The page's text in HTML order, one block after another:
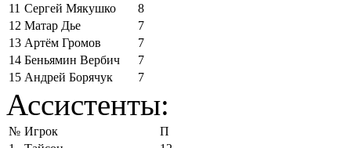
11 Сергей Мякушко
8
12 Матар Дье
7
13 Артём Громов
7
14 Беньямин Вербич
7
15 Андрей Борячук 7
Ассистенты:
№ Игрок
П